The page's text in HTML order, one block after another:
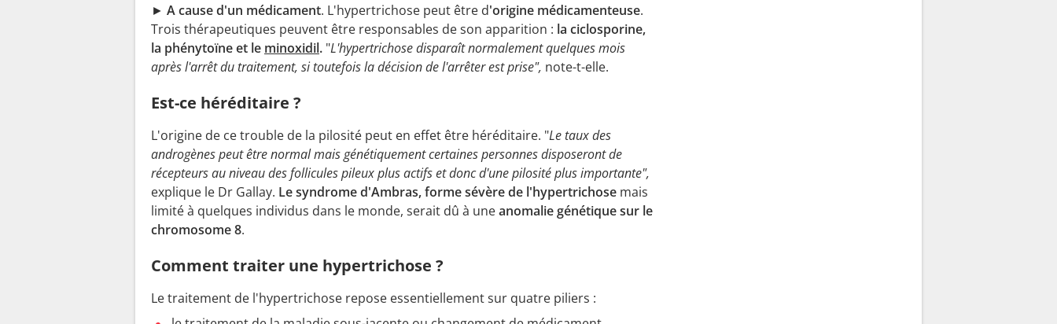
► A cause d'un médicament. L'hypertrichose peut être d'origine médicamenteuse.
Trois thérapeutiques peuvent être responsables de son apparition : la ciclosporine,
la phénytoïne et le minoxidil. "L'hypertrichose disparaît normalement quelques mois
après l'arrêt du traitement, si toutefois la décision de l'arrêter est prise", note-t-elle.
Est-ce héréditaire ?
L'origine de ce trouble de la pilosité peut en effet être héréditaire. "Le taux des
androgènes peut être normal mais génétiquement certaines personnes disposeront de
récepteurs au niveau des follicules pileux plus actifs et donc d'une pilosité plus importante",
explique le Dr Gallay. Le syndrome d'Ambras, forme sévère de l'hypertrichose mais
limité à quelques individus dans le monde, serait dû à uneanomalie génétique sur le
chromosome 8.
Comment traiter une hypertrichose ?
Le traitement de l'hypertrichose repose essentiellement sur quatre piliers :